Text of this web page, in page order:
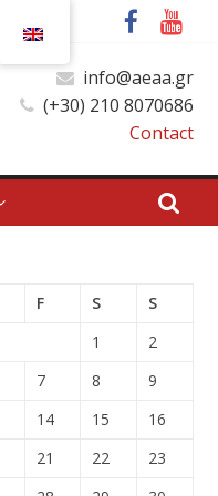
info@aeaa.gr
(+30) 210 8070686
Contact
F S
S
1
2
7 8
9
14 15
16
21 22
23